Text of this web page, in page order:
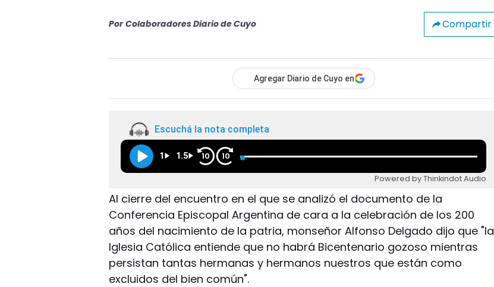
Por Colaboradores Diario de Cuyo Compartir
Agregar Diario de Cuyo en
Escuchá la nota completa
1 1.5 10 10
Powered by Thinkindot Audio
Al cierre del encuentro en el que se analizó el documento de la
Conferencia Episcopal Argentina de cara a la celebración de los 200
años del nacimiento de la patria, monseñor Alfonso Delgado dijo que "la
Iglesia Católica entiende que no habrá Bicentenario gozoso mientras
persistan tantas hermanas y hermanos nuestros que están como
excluidos del bien común".